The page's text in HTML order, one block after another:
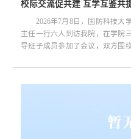
2026年7月8日，国防科技大
主任一行六人到访我院，在学院
导班子成员参加了会议，双方围
座谈会伊始，党委书记刘德赢代
迎，简要介绍了学院办学历史、